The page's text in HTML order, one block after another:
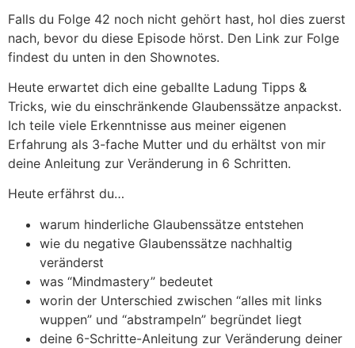
Falls du Folge 42 noch nicht gehört hast, hol dies zuerst
nach, bevor du diese Episode hörst. Den Link zur Folge
findest du unten in den Shownotes.
Heute erwartet dich eine geballte Ladung Tipps &
Tricks, wie du einschränkende Glaubenssätze anpackst.
Ich teile viele Erkenntnisse aus meiner eigenen
Erfahrung als 3-fache Mutter und du erhältst von mir
deine Anleitung zur Veränderung in 6 Schritten.
Heute erfährst du…
warum hinderliche Glaubenssätze entstehen
wie du negative Glaubenssätze nachhaltig
veränderst
was “Mindmastery” bedeutet
worin der Unterschied zwischen “alles mit links
wuppen” und “abstrampeln” begründet liegt
deine 6-Schritte-Anleitung zur Veränderung deiner